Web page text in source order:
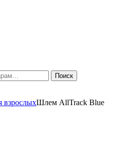
Поиск
Шлем AllTrack Blue